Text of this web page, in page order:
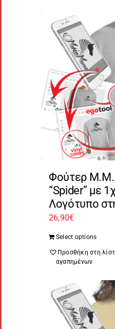
Φούτερ Μ.Μ.
“Spider” με
Λογότυπο
26,90€
Select options
Προσθήκη στη
αγαπημένων